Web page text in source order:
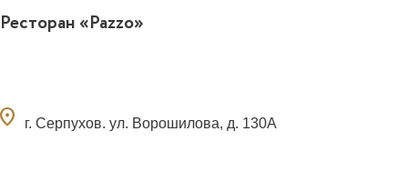
Ресторан «Pazzo»
г. Серпухов. ул. Ворошилова, д. 130А